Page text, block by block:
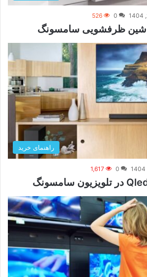
0
526
ظرفشویی سامسونگ
راهنمای خرید
0
1,617